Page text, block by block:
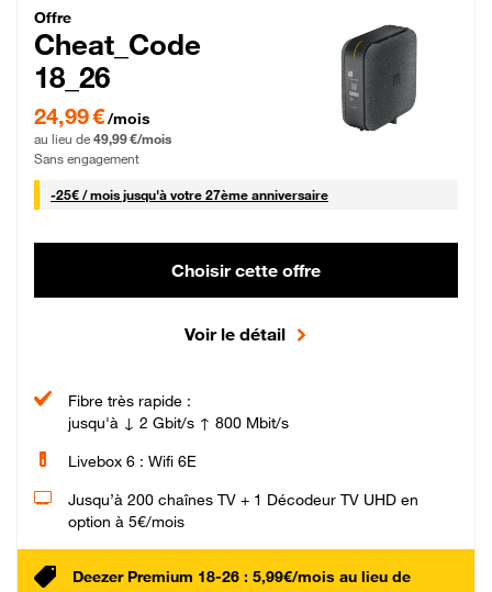
Cheat_Code Fibre_18_26
Offre
Cheat_Code
18_26
24,99 € par mois pendant 0 mois puis 49,99 € par mois, Sans engagement
24,99 €/mois
au lieu de 49,99 €/mois
Sans engagement
-25€ / mois25 € par mois
jusqu'à votre 27ème anniversaire
Choisir cette offre
Voir le détail
Fibre très rapide :
jusqu'à ↓ 2 Gbit/s ↑ 800 Mbit/s
Livebox 6 : Wifi 6E
Jusqu’à 200 chaînes TV + 1 Décodeur TV UHD en
option à 5€/mois
Deezer Premium 18-26 : 5,99€/mois au lieu de